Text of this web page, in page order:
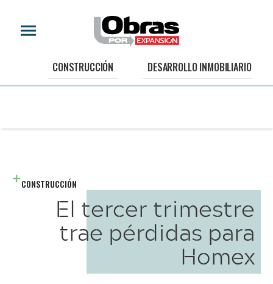
CONSTRUCCIÓN DESARROLLO INMOBILIARIO
CONSTRUCCIÓN
El tercer trimestre
trae pérdidas para
Homex